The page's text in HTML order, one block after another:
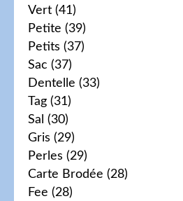
Vert (41)
Petite (39)
Petits (37)
Sac (37)
Dentelle (33)
Tag (31)
Sal (30)
Gris (29)
Perles (29)
Carte Brodée (28)
Fee (28)